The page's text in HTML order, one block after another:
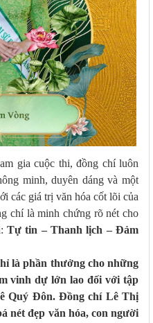
gia cuộc thi, đồng chí luôn
minh, duyên dáng và một
các giá trị văn hóa cốt lõi của
chí là minh chứng rõ nét cho
Tự tin – Thanh lịch – Đảm
là phần thưởng cho những
vinh dự lớn lao đối với tập
Quý Đôn. Đồng chí Lê Thị
nét đẹp văn hóa, con người